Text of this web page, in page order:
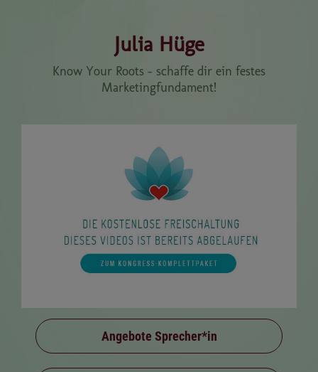
Julia Hüge
Know Your Roots - schaffe dir ein festes
Marketingfundament!
Angebote Sprecher*in